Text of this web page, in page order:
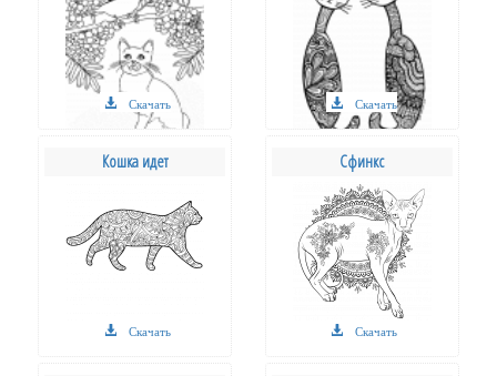
Скачать Скачать
Кошка идет
Скачать
Сфинкс
Скачать